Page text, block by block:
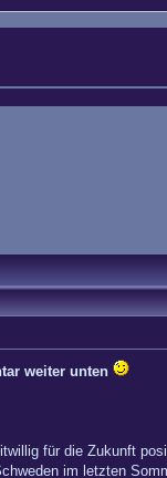
weiter unten
für die Zukunft
im letzten